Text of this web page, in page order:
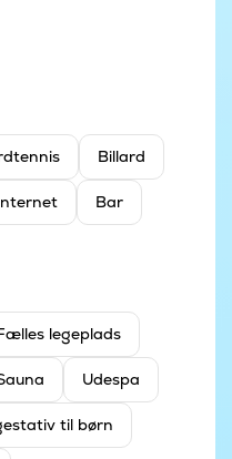
Billard
Bar
legeplads
Udespa
til børn